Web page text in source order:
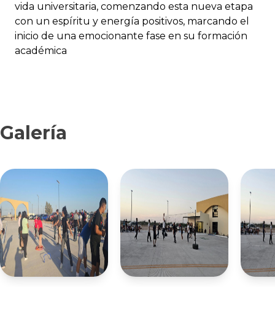
vida universitaria, comenzando esta nueva etapa
con un espíritu y energía positivos, marcando el
inicio de una emocionante fase en su formación
académica
Galería